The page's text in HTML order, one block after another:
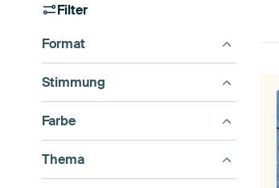
Filter
Format
Stimmung
Farbe
Thema